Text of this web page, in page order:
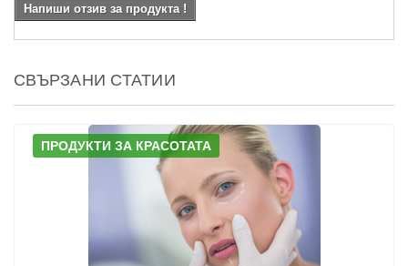
Напиши отзив за продукта !
СВЪРЗАНИ СТАТИИ
ПРОДУКТИ ЗА КРАСОТАТА